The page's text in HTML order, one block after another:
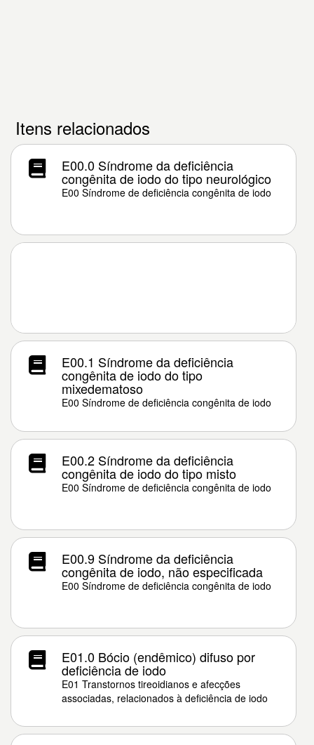
Itens relacionados
E00.0 Síndrome da deficiência
congênita de iodo do tipo neurológico
E00 Síndrome de deficiência congênita de iodo
E00.1 Síndrome da deficiência
congênita de iodo do tipo
mixedematoso
E00 Síndrome de deficiência congênita de iodo
E00.2 Síndrome da deficiência
congênita de iodo do tipo misto
E00 Síndrome de deficiência congênita de iodo
E00.9 Síndrome da deficiência
congênita de iodo, não especificada
E00 Síndrome de deficiência congênita de iodo
E01.0 Bócio (endêmico) difuso por
deficiência de iodo
E01 Transtornos tireoidianos e afecções
associadas, relacionados à deficiência de iodo